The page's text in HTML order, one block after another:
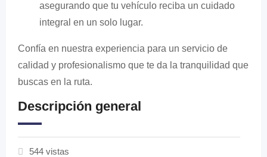
asegurando que tu vehículo reciba un cuidado
integral en un solo lugar.
Confía en nuestra experiencia para un servicio de
calidad y profesionalismo que te da la tranquilidad que
buscas en la ruta.
Descripción general
544 vistas